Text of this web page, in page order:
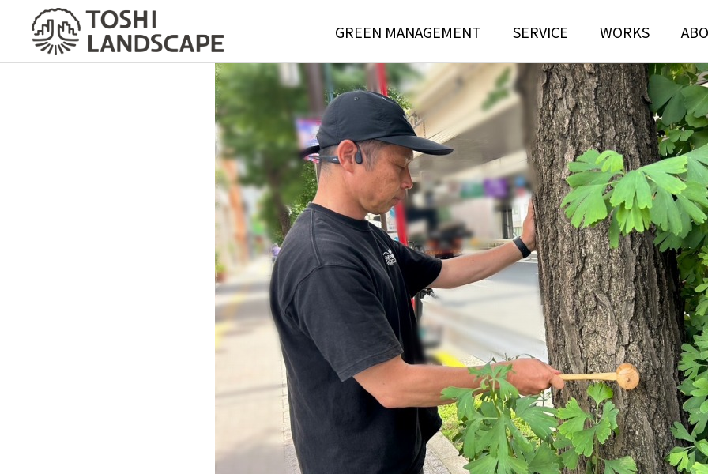
GREEN MANAGEMENT SERVICE WORKS
GREEN
MAINTENANCE
グリーンメンテナンス部門
グリーンメンテナンス部門
植栽管理・メンテナンス
高木・特殊伐採＆ケーブリング
植栽リノベーション
TREE RISK
ASSESSMENT
ツリーリスクアセスメント部
ツリーリスクアセスメント部
樹木診断
土壌調査
ケミカルコントロール